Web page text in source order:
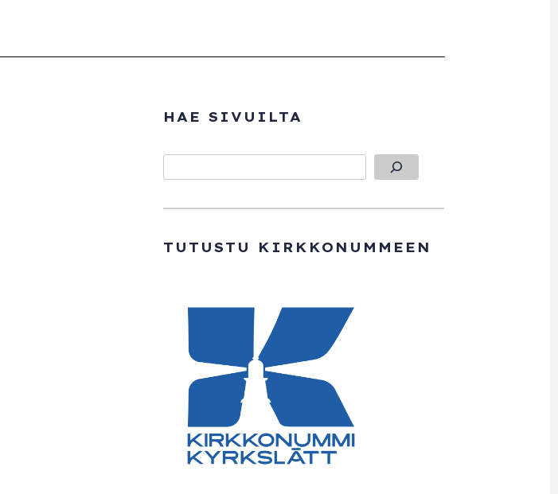
HAE SIVUILTA
TUTUSTU KIRKKONUMMEEN